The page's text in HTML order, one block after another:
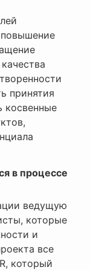
принятия
косвенные
в процессе
ведущую
которые
и
все
который